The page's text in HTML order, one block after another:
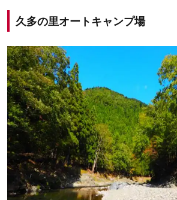
久多の里オートキャンプ場